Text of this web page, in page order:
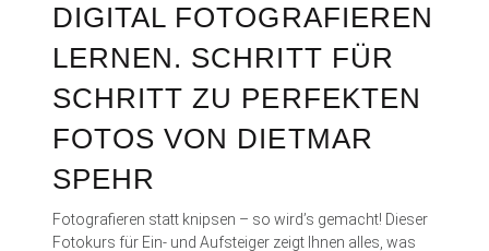
DIGITAL FOTOGRAFIEREN
LERNEN. SCHRITT FÜR
SCHRITT ZU PERFEKTEN
FOTOS VON DIETMAR
SPEHR
Fotografieren statt knipsen – so wird’s gemacht! Dieser
Fotokurs für Ein- und Aufsteiger zeigt Ihnen alles, was